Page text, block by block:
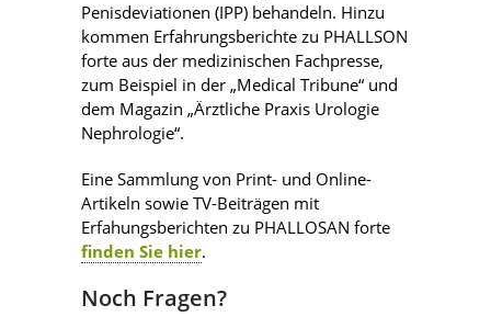
Penisdeviationen (IPP) behandeln. Hinzu
kommen Erfahrungsberichte zu PHALLSON
forte aus der medizinischen Fachpresse,
zum Beispiel in der „Medical Tribune“ und
dem Magazin „Ärztliche Praxis Urologie
Nephrologie“.
Eine Sammlung von Print- und Online-
Artikeln sowie TV-Beiträgen mit
Erfahungsberichten zu PHALLOSAN forte
finden Sie hier.
Noch Fragen?